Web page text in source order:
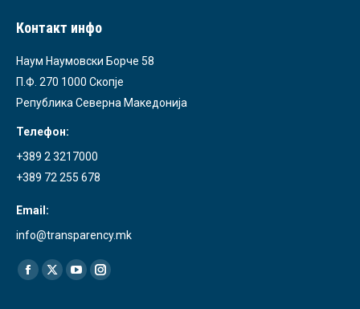
Контакт инфо
Наум Наумовски Борче 58
П.Ф. 270 1000 Скопје
Република Северна Македонија
Телефон:
+389 2 3217000
+389 72 255 678
Email:
info@transparency.mk
Find us on:
Facebook
X
YouTubeInstagram